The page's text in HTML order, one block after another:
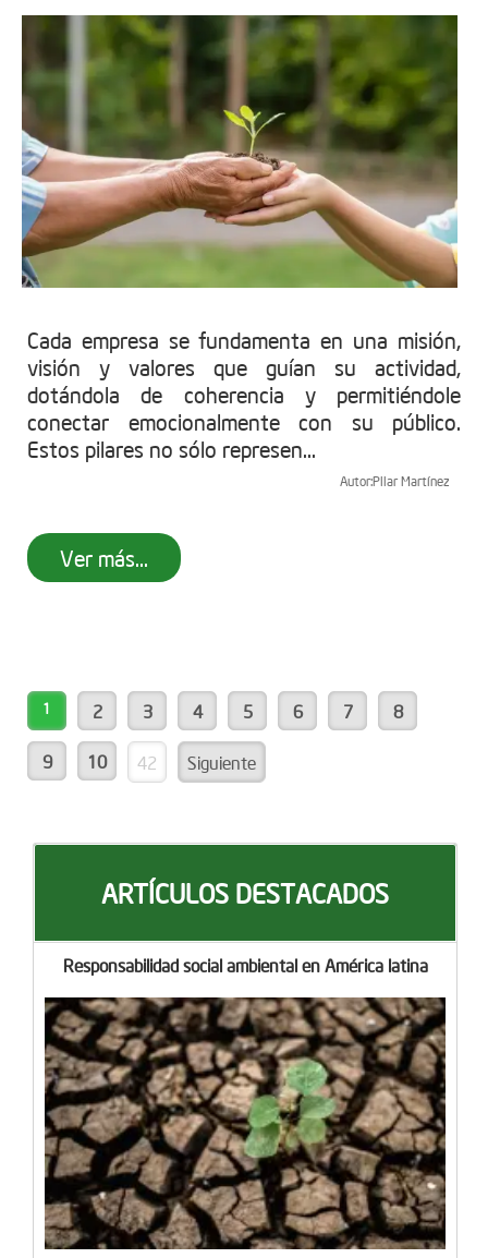
Cada empresa se fundamenta en una misión,
visión y valores que guían su actividad,
dotándola de coherencia y permitiéndole
conectar emocionalmente con su público.
Estos pilares no sólo represen...
Autor:Pilar Martínez
Ver más...
1 2 3 4 5 6 7 8
9 10 42 Siguiente
ARTÍCULOS DESTACADOS
Responsabilidad social ambiental en América latina